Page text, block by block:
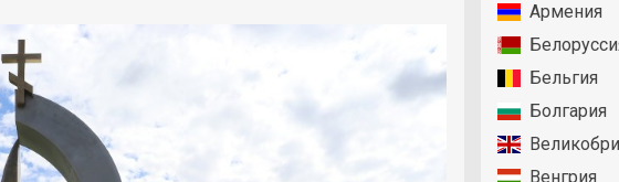
Армения
Бельгия
Болгария
Венгрия